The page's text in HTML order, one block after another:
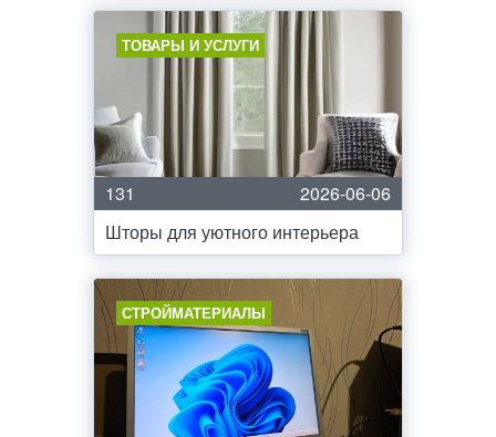
ТОВАРЫ И УСЛУГИ
131
2026-06-06
Шторы для уютного интерьера
СТРОЙМАТЕРИАЛЫ